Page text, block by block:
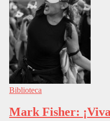
Biblioteca
Mark Fisher: